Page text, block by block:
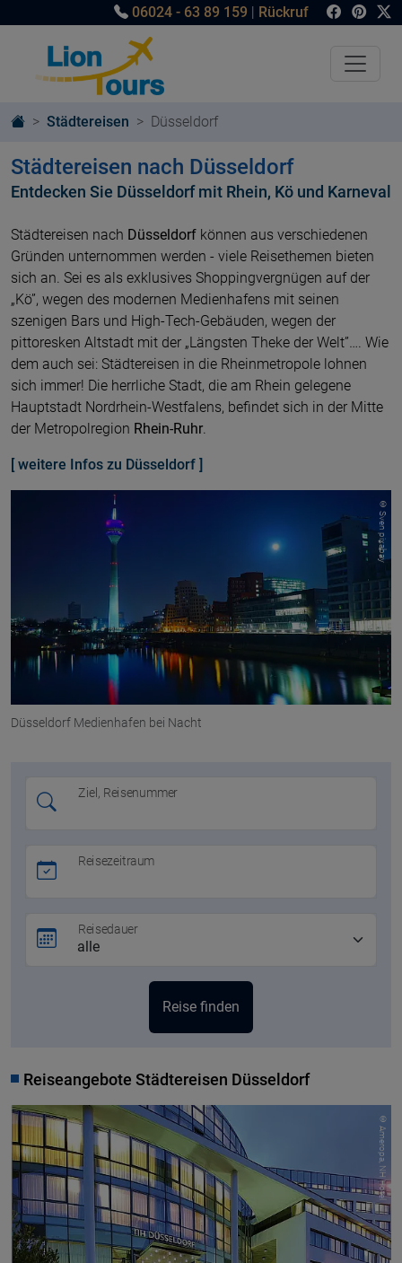
06024 - 63 89 159 | Rückruf
Städtereisen Düsseldorf
Städtereisen nach Düsseldorf
Entdecken Sie Düsseldorf mit Rhein, Kö und Karneval
Städtereisen nach Düsseldorf können aus verschiedenen
Gründen unternommen werden - viele Reisethemen bieten
sich an. Sei es als exklusives Shoppingvergnügen auf der
„Kö”, wegen des modernen Medienhafens mit seinen
szenigen Bars und High-Tech-Gebäuden, wegen der
pittoresken Altstadt mit der „Längsten Theke der Welt”…. Wie
dem auch sei: Städtereisen in die Rheinmetropole lohnen
sich immer! Die herrliche Stadt, die am Rhein gelegene
Hauptstadt Nordrhein-Westfalens, befindet sich in der Mitte
der Metropolregion Rhein-Ruhr.
[ weitere Infos zu Düsseldorf ]
Düsseldorf Medienhafen bei Nacht
© Sven pixabay
Ziel, Reisenummer
Reisezeitraum
Reisedauer
Reiseangebote Städtereisen Düsseldorf
© Ameropa, NH Hotel